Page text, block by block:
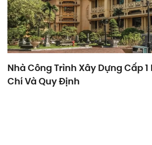
Nhà Công Trình Xây Dựng Cấp 1
Chí Và Quy Định